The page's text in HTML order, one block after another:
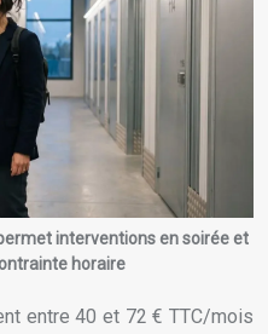
interventions en soirée et
horaire
entre 40 et 72 € TTC/mois